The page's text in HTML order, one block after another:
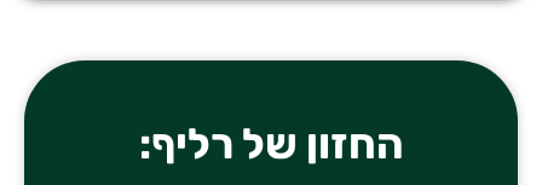
החזון של רליף: